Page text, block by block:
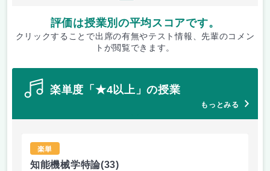
評価は授業別の平均スコアです。
クリックすることで出席の有無やテスト情報、先輩のコメン
トが閲覧できます。
楽単度「★4以上」の授業
もっとみる
楽単
知能機械学特論(33)